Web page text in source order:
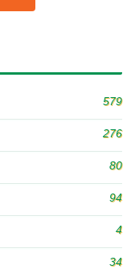
579
276
80
94
4
34